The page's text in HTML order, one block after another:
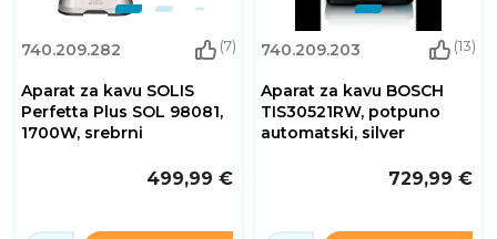
740.209.282 (7)
Aparat za kavu SOLIS
Perfetta Plus SOL 98081,
1700W, srebrni
499,99 €
740.209.203 (13)
Aparat za kavu BOSCH
TIS30521RW, potpuno
automatski, silver
729,99 €